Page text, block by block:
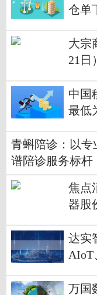
仓单
大宗
21日）​
中国
最低
青蝌陪诊：以专
谱陪诊服务标杆
焦点
器股
达实
AIoT
万国